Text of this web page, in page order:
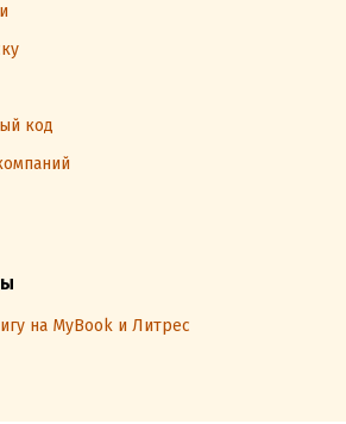
код
на MyBook и Литрес